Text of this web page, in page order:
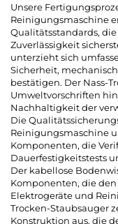
Unsere
Reinigungsmaschine
Qualitätsstandards,
Zuverlässigkeit
unterzieht sich
Sicherheit,
bestätigen. Der Nass-
Umweltvorschriften
Nachhaltigkeit der
Die
Reinigungsmaschine
Komponenten, die
Dauerfestigkeitstests
Der kabellose
Komponenten, die
Elektrogeräte und
Trocken-Staubsauger
Konstruktion aus, die